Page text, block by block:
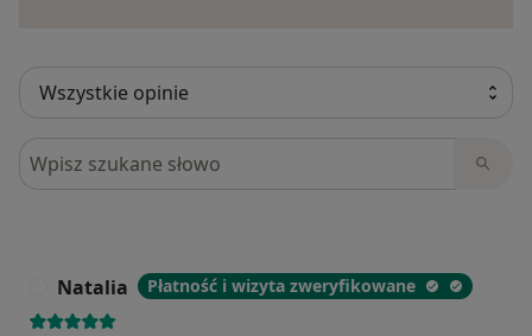
Szukaj w opiniach
Natalia Płatność i wizyta zweryfikowane